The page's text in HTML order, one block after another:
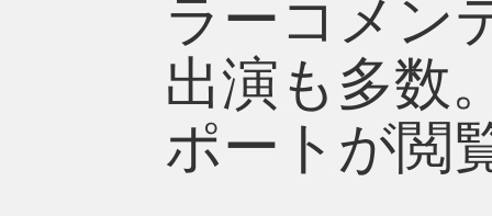
ラーコメン
出演も多数
ポートが閲